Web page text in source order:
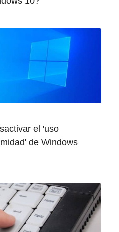
el 'uso
de Windows